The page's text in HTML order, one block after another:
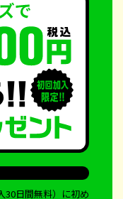
30日間無料）に初め